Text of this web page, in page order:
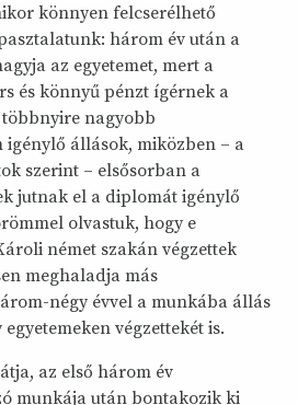
könnyen felcserélhető
három év után a
az egyetemet, mert a
és könnyű pénzt ígérnek a
nagyobb
igénylő állások, miközben – a
szerint – elsősorban a
jutnak el a diplomát igénylő
olvastuk, hogy e
német szakán végzettek
meghaladja más
négy évvel a munkába állás
végzettekét is.
az első három év
munkája után bontakozik ki